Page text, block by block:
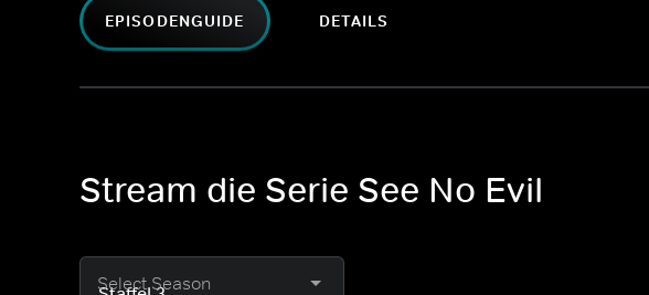
EPISODENGUIDE DETAILS
Stream die Serie See No Evil
Select Season